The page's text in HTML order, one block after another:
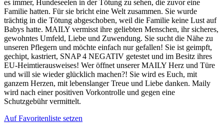
es immer, Hundeseelen in der Tötung zu sehen, die zuvor eine
Familie hatten. Für sie bricht eine Welt zusammen. Sie wurde
trächtig in die Tötung abgeschoben, weil die Familie keine Lust auf
Babys hatte. MAILY vermisst ihre geliebten Menschen, ihr sicheres,
gewohntes Umfeld, Liebe und Zuwendung. Sie sucht die Nähe zu
unseren Pflegern und möchte einfach nur gefallen! Sie ist geimpft,
gechipt, kastriert, SNAP 4 NEGATIV getestet und im Besitz ihres
EU-Heimtierausweises! Wer öffnet unserer MAILY Herz und Türe
und will sie wieder glücklich machen?! Sie wird es Euch, mit
ganzem Herzen, mit lebenslanger Treue und Liebe danken. Maily
wird nach einer positiven Vorkontrolle und gegen eine
Schutzgebühr vermittelt.
Auf Favoritenliste setzen